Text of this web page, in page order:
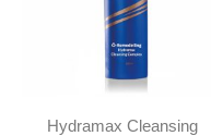
Hydramax Cleansing